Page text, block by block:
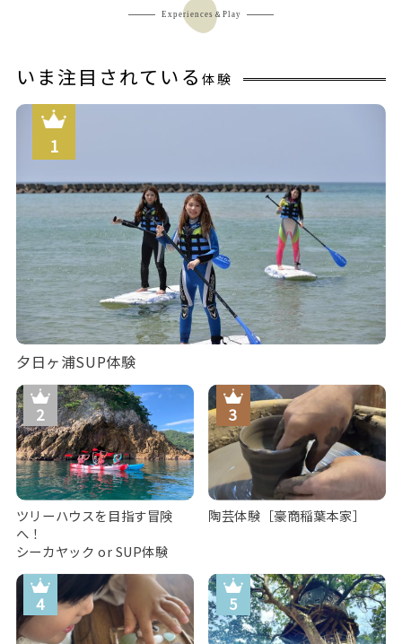
Experiences＆Play
いま注目されている 体験
夕日ヶ浦SUP体験
ツリーハウスを目指す冒険
へ！
シーカヤック or SUP体験
陶芸体験［豪商稲葉本家］